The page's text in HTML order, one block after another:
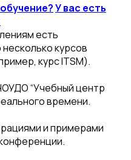
У вас есть
есть
курсов
курс ITSM).
“Учебный центр
времени.
и примерами